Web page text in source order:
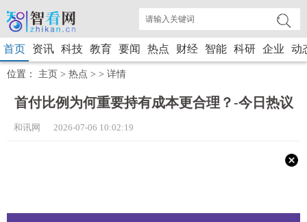
首页 资讯 科技 教育 要闻 热点 财经 智能 科研 企业 动
位置： 主页 > 热点 > > 详情
首付比例为何重要持有成本更合理？-今日热议
和讯网 2026-07-06 10:02:19